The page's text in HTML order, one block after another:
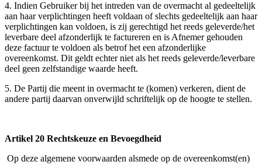
4. Indien Gebruiker bij het intreden van de overmacht al gedeeltelijk
aan haar verplichtingen heeft voldaan of slechts gedeeltelijk aan haar
verplichtingen kan voldoen, is zij gerechtigd het reeds geleverde/het
leverbare deel afzonderlijk te factureren en is Afnemer gehouden
deze factuur te voldoen als betrof het een afzonderlijke
overeenkomst. Dit geldt echter niet als het reeds geleverde/leverbare
deel geen zelfstandige waarde heeft.
5. De Partij die meent in overmacht te (komen) verkeren, dient de
andere partij daarvan onverwijld schriftelijk op de hoogte te stellen.
Artikel 20 Rechtskeuze en Bevoegdheid
Op deze algemene voorwaarden alsmede op de overeenkomst(en)